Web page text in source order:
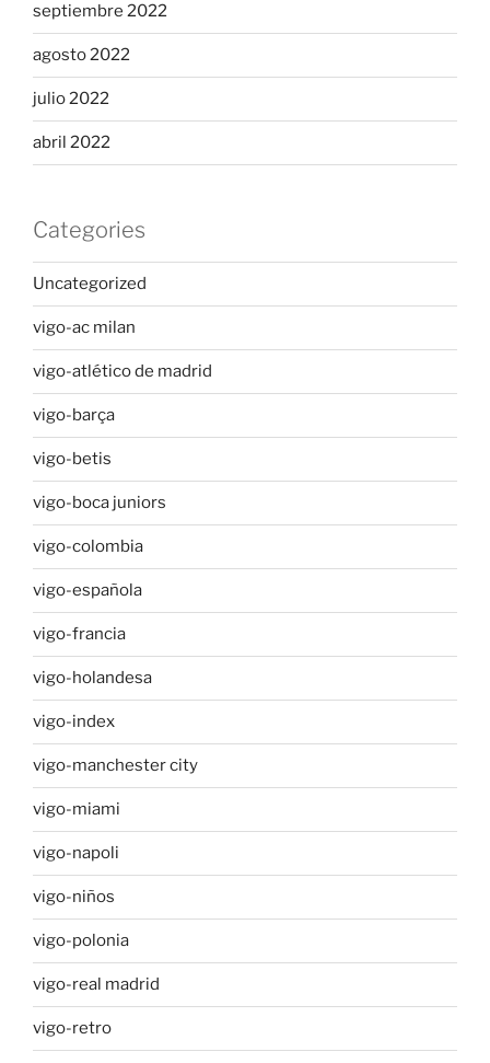
septiembre 2022
agosto 2022
julio 2022
abril 2022
Categories
Uncategorized
vigo-ac milan
vigo-atlético de madrid
vigo-barça
vigo-betis
vigo-boca juniors
vigo-colombia
vigo-española
vigo-francia
vigo-holandesa
vigo-index
vigo-manchester city
vigo-miami
vigo-napoli
vigo-niños
vigo-polonia
vigo-real madrid
vigo-retro